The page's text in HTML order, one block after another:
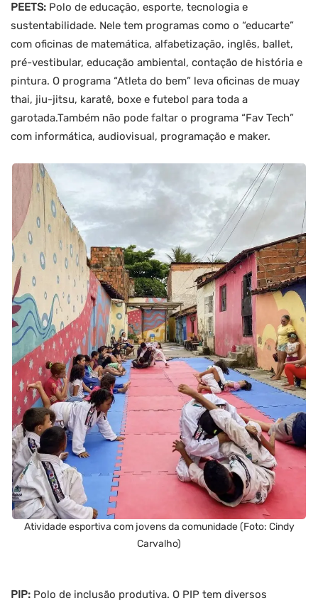
PEETS: Polo de educação, esporte, tecnologia e
sustentabilidade. Nele tem programas como o “educarte”
com oficinas de matemática, alfabetização, inglês, ballet,
pré-vestibular, educação ambiental, contação de história e
pintura. O programa “Atleta do bem” leva oficinas de muay
thai, jiu-jitsu, karatê, boxe e futebol para toda a
garotada.Também não pode faltar o programa “Fav Tech”
com informática, audiovisual, programação e maker.
Atividade esportiva com jovens da comunidade (Foto: Cindy
Carvalho)
PIP: Polo de inclusão produtiva. O PIP tem diversos